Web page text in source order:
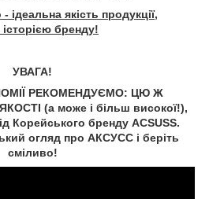
ідеальна якість продукції,
бренду!
УВАГА!
РЕКОМЕНДУЄМО: ЦЮ Ж
(а може і більш високої!),
Корейського бренду ACSUSS.
огляд про АКСУCC і беріть
сміливо!